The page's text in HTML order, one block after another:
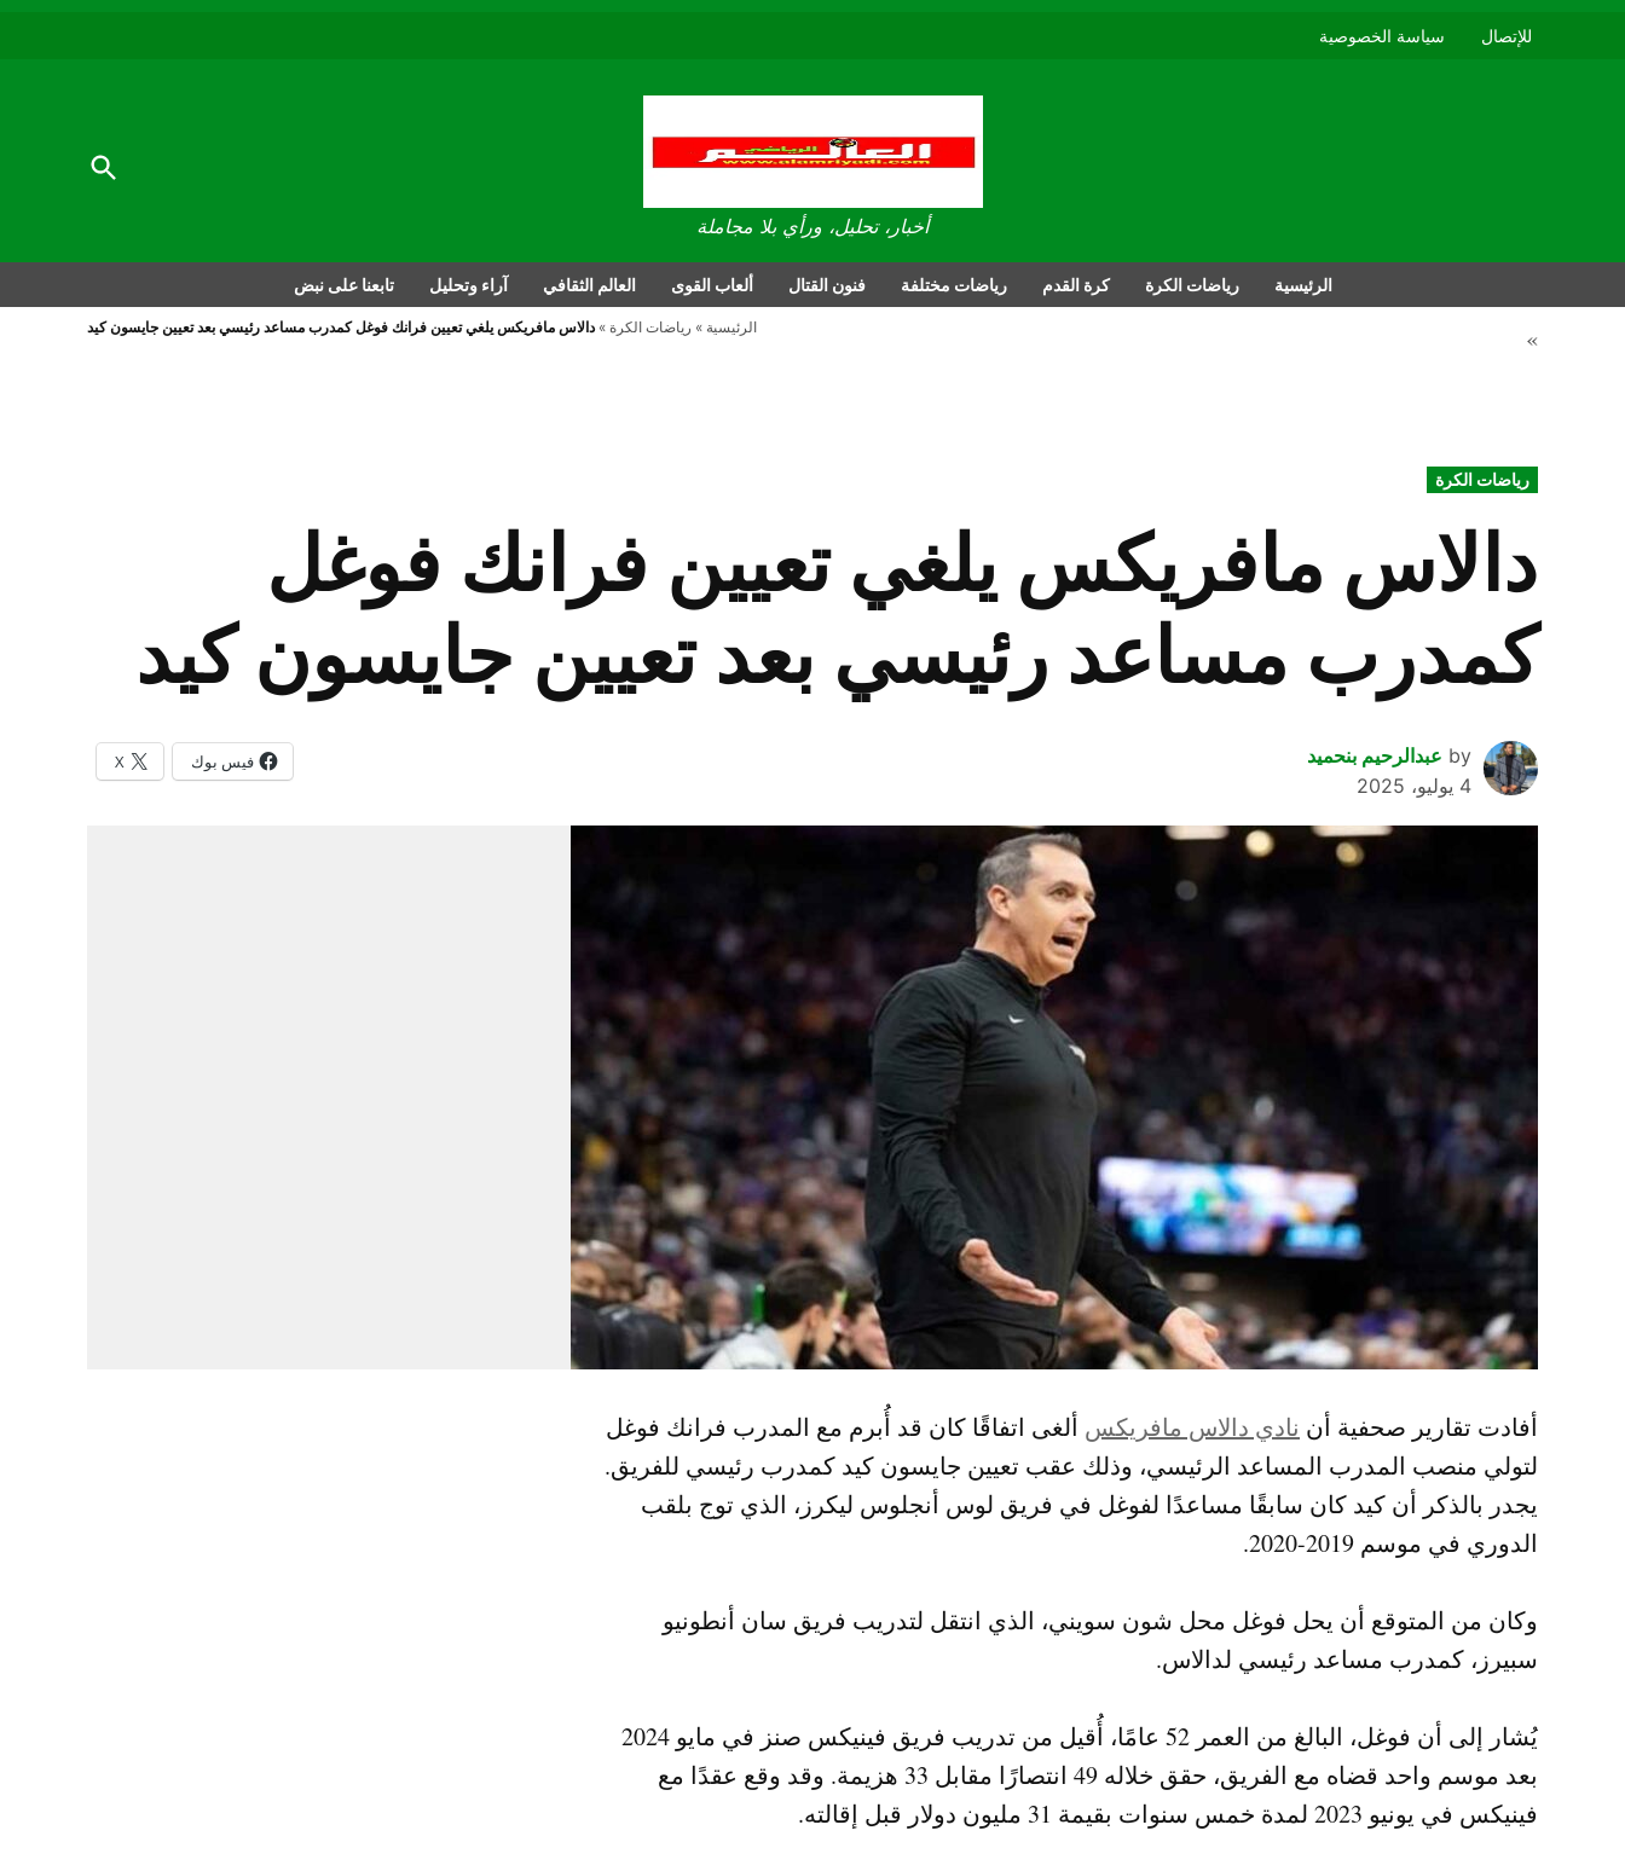
للإتصال سياسة الخصوصية
العالم الرياضي
أخبار، تحليل، ورأي بلا مجاملة
Open
الرئيسية رياضات الكرة كرة القدم رياضات مختلفة فنون القتال ألعاب القوى العالم الثقافي آراء وتحليل تابعنا على نبض
» الرئيسية » رياضات الكرة »دالاس مافريكس يلغي تعيين فرانك فوغل كمدرب مساعد رئيسي بعد تعيين جايسون كيد
POSTED
IN
رياضات الكرة
دالاس مافريكس يلغي تعيين فرانك فوغل
كمدرب مساعد رئيسي بعد تعيين جايسون كيد
by عبدالرحيم بنحميد
4 يوليو، 2025
فيس بوك X
أفادت تقارير صحفية أن نادي دالاس مافريكس ألغى اتفاقًا كان قد أُبرم مع المدرب فرانك فوغل
لتولي منصب المدرب المساعد الرئيسي، وذلك عقب تعيين جايسون كيد كمدرب رئيسي للفريق.
يجدر بالذكر أن كيد كان سابقًا مساعدًا لفوغل في فريق لوس أنجلوس ليكرز، الذي توج بلقب
الدوري في موسم 2019-2020.
وكان من المتوقع أن يحل فوغل محل شون سويني، الذي انتقل لتدريب فريق سان أنطونيو
سبيرز، كمدرب مساعد رئيسي لدالاس.
يُشار إلى أن فوغل، البالغ من العمر 52 عامًا، أُقيل من تدريب فريق فينيكس صنز في مايو 2024
بعد موسم واحد قضاه مع الفريق، حقق خلاله 49 انتصارًا مقابل 33 هزيمة. وقد وقع عقدًا مع
فينيكس في يونيو 2023 لمدة خمس سنوات بقيمة 31 مليون دولار قبل إقالته.